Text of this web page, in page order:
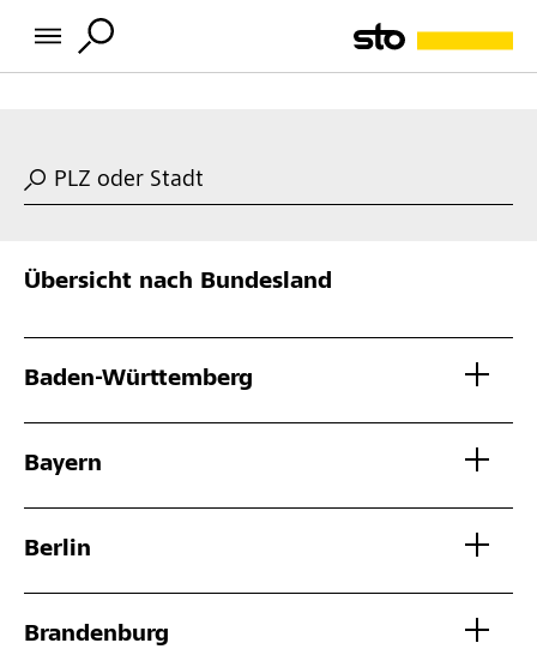
PLZ oder Stadt
Übersicht nach Bundesland
Baden-Württemberg
Bayern
Berlin
Brandenburg